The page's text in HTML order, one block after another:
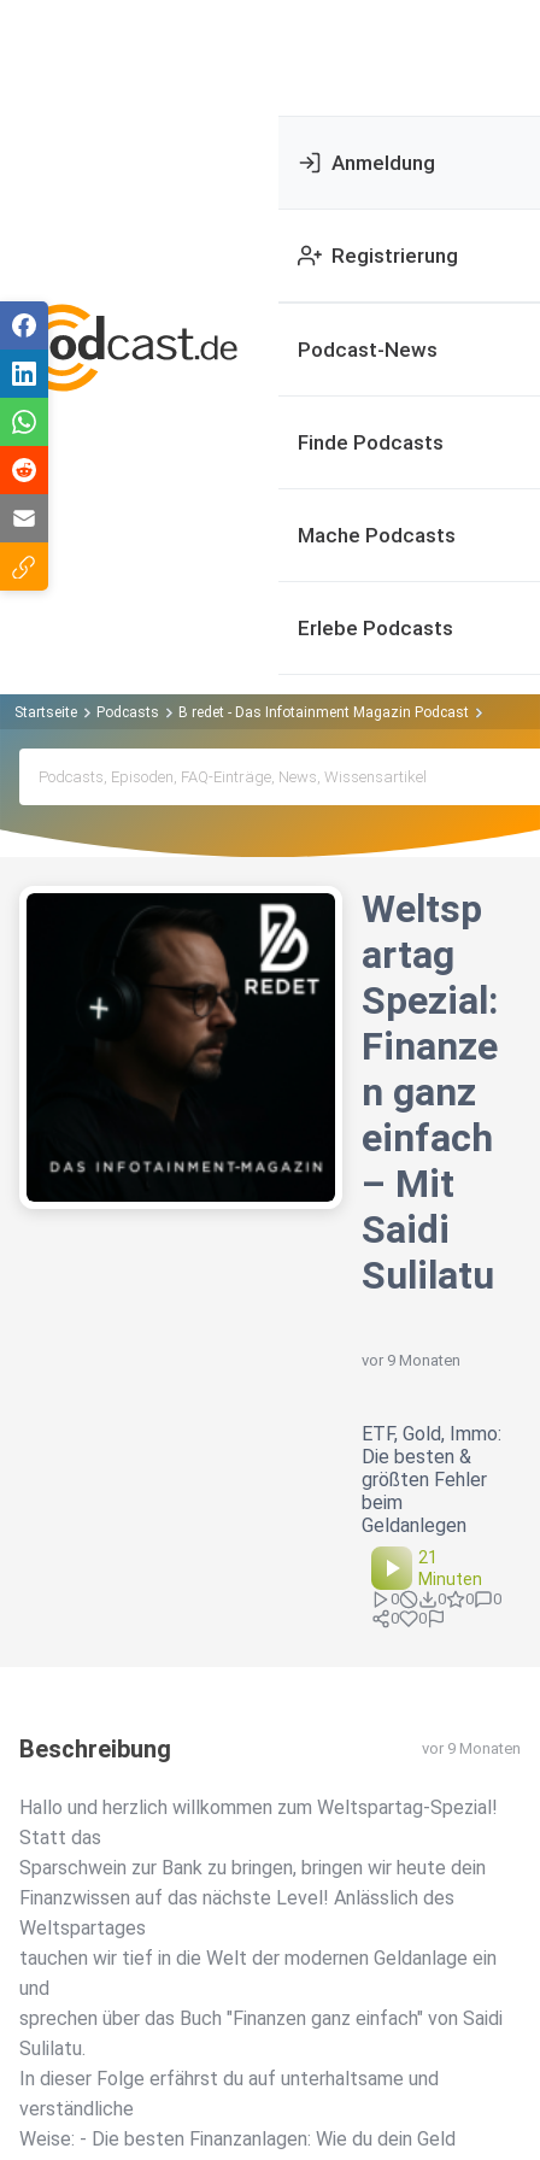
Anmeldung
Registrierung
Podcast-News
Finde Podcasts
Mache Podcasts
Erlebe Podcasts
Startseite Podcasts B redet - Das Infotainment Magazin Podcast
Weltsp
artag
Spezial:
Finanze
n ganz
einfach
– Mit
Saidi
Sulilatu
vor 9 Monaten
ETF, Gold, Immo:
Die besten &
größten Fehler
beim
Geldanlegen
21
Minuten
0 0 0
0
0
0
Beschreibung vor 9 Monaten
Hallo und herzlich willkommen zum Weltspartag-Spezial!
Statt das
Sparschwein zur Bank zu bringen, bringen wir heute dein
Finanzwissen auf das nächste Level! Anlässlich des
Weltspartages
tauchen wir tief in die Welt der modernen Geldanlage ein
und
sprechen über das Buch "Finanzen ganz einfach" von Saidi
Sulilatu.
In dieser Folge erfährst du auf unterhaltsame und
verständliche
Weise: - Die besten Finanzanlagen: Wie du dein Geld